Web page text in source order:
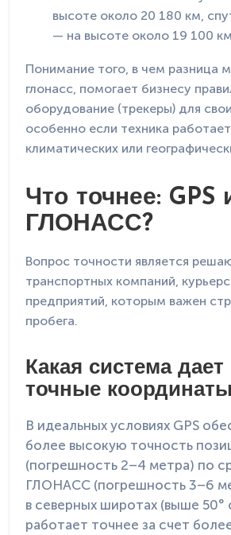
высоте около 20 180 км,
— на высоте около 19 100
Понимание того, в чем разница
глонасс, помогает бизнесу
оборудование (трекеры) для
особенно если техника
климатических или
Что точнее: GPS
ГЛОНАСС?
Вопрос точности является
транспортных компаний,
предприятий, которым важен
пробега.
Какая система
точные
В идеальных условиях GPS
более высокую точность
(погрешность 2–4 метра) по
ГЛОНАСС (погрешность 3–6
в северных широтах (выше
работает точнее за счет